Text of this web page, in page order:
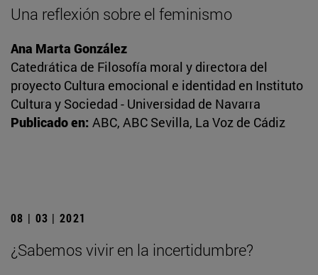
Una reflexión sobre el feminismo
Ana Marta González
Catedrática de Filosofía moral y directora del
proyecto Cultura emocional e identidad en Instituto
Cultura y Sociedad - Universidad de Navarra
Publicado en: ABC, ABC Sevilla, La Voz de Cádiz
08 | 03 | 2021
¿Sabemos vivir en la incertidumbre?